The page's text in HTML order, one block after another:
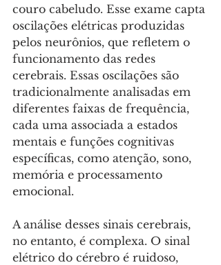
couro cabeludo. Esse exame capta
oscilações elétricas produzidas
pelos neurônios, que refletem o
funcionamento das redes
cerebrais. Essas oscilações são
tradicionalmente analisadas em
diferentes faixas de frequência,
cada uma associada a estados
mentais e funções cognitivas
específicas, como atenção, sono,
memória e processamento
emocional.
A análise desses sinais cerebrais,
no entanto, é complexa. O sinal
elétrico do cérebro é ruidoso,